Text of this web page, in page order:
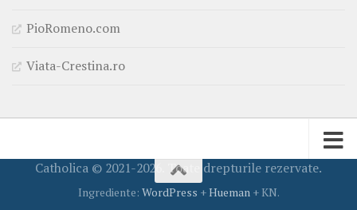
PioRomeno.com
Viata-Crestina.ro
Catholica © 2021-2026. Toate drepturile rezervate.
Ingrediente: WordPress +Hueman+ KN.